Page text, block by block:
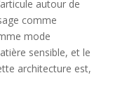
autour de
comme
mode
sensible, et le
architecture est,